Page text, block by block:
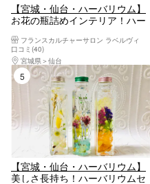
【宮城・仙台・ハーバリウム】
お花の瓶詰めインテリア！ハー
フランスカルチャーサロン ラベルヴィ
口コミ(40)
宮城県
仙台
5位
【宮城・仙台・ハーバリウム】
美しさ長持ち！ハーバリウムセ